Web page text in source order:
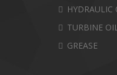
HYDRAULIC
TURBINE
GREASE